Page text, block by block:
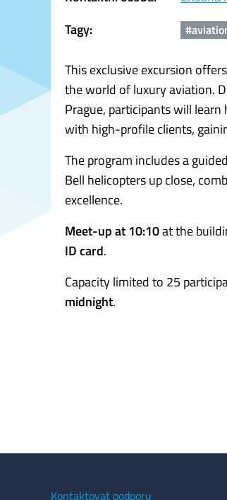
Tagy:
This exclusive excursion
the world of luxury aviation.
Prague, participants will
with high-profile clients,
The program includes a
Bell helicopters up close,
excellence.
Meet-up at 10:10at the
ID card.
Capacity limited to 25
midnight.
Kontaktovat podporu